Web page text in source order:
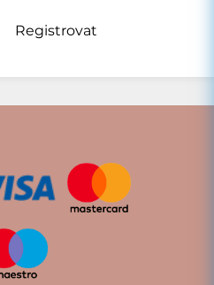
Registrovat